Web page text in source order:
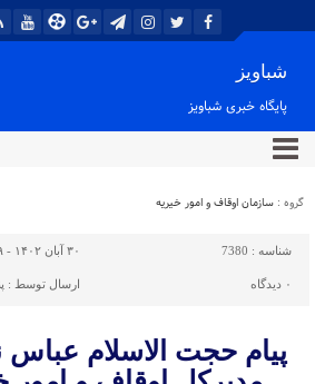
شباویز
پایگاه خبری شباویز
گروه : سازمان اوقاف و امور خیریه
شناسه : 7380 ۳۰ آبان ۱۴۰۲ - ۲۱:۴۹
۰ دیدگاه ارسال توسط :
پیام حجت الاسلام عباس